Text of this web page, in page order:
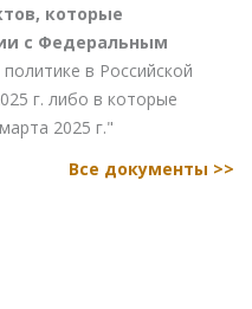
которые
с Федеральным
в Российской
г. либо в которые
2025 г."
Все документы >>